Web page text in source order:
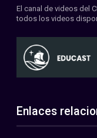
El canal de videos del
todos los videos
Enlaces